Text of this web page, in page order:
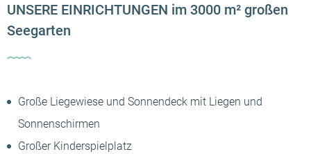
UNSERE EINRICHTUNGEN im 3000 m² großen
Seegarten
Große Liegewiese und Sonnendeck mit Liegen und
Sonnenschirmen
Großer Kinderspielplatz